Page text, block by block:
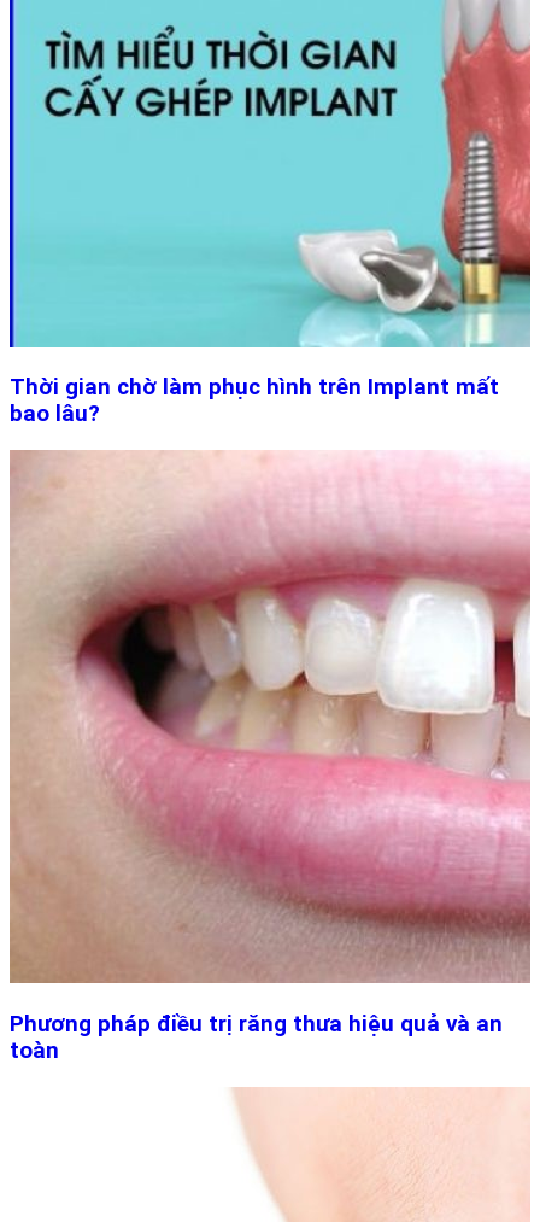
Thời gian chờ làm phục hình trên Implant mất
bao lâu?
Phương pháp điều trị răng thưa hiệu quả và an
toàn